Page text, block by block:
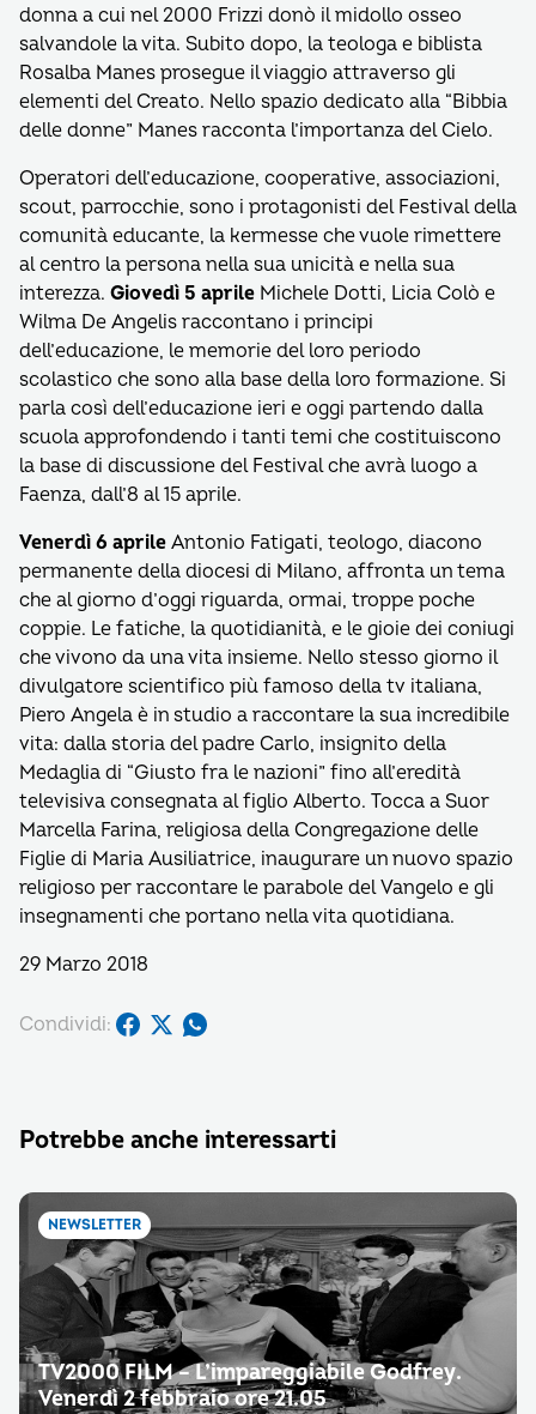
donna a cui nel 2000 Frizzi donò il midollo osseo
salvandole la vita. Subito dopo, la teologa e biblista
Rosalba Manes prosegue il viaggio attraverso gli
elementi del Creato. Nello spazio dedicato alla “Bibbia
delle donne” Manes racconta l’importanza del Cielo.
Operatori dell’educazione, cooperative, associazioni,
scout, parrocchie, sono i protagonisti del Festival della
comunità educante, la kermesse che vuole rimettere
al centro la persona nella sua unicità e nella sua
interezza. Giovedì 5 aprile Michele Dotti, Licia Colò e
Wilma De Angelis raccontano i principi
dell’educazione, le memorie del loro periodo
scolastico che sono alla base della loro formazione. Si
parla così dell’educazione ieri e oggi partendo dalla
scuola approfondendo i tanti temi che costituiscono
la base di discussione del Festival che avrà luogo a
Faenza, dall’8 al 15 aprile.
Venerdì 6 aprile Antonio Fatigati, teologo, diacono
permanente della diocesi di Milano, affronta un tema
che al giorno d’oggi riguarda, ormai, troppe poche
coppie. Le fatiche, la quotidianità, e le gioie dei coniugi
che vivono da una vita insieme. Nello stesso giorno il
divulgatore scientifico più famoso della tv italiana,
Piero Angela è in studio a raccontare la sua incredibile
vita: dalla storia del padre Carlo, insignito della
Medaglia di “Giusto fra le nazioni” fino all’eredità
televisiva consegnata al figlio Alberto. Tocca a Suor
Marcella Farina, religiosa della Congregazione delle
Figlie di Maria Ausiliatrice, inaugurare un nuovo spazio
religioso per raccontare le parabole del Vangelo e gli
insegnamenti che portano nella vita quotidiana.
29 Marzo 2018
Condividi:
Potrebbe anche interessarti
NEWSLETTER
TV2000 FILM – L’impareggiabile Godfrey.
Venerdì 2 febbraio ore 21.05